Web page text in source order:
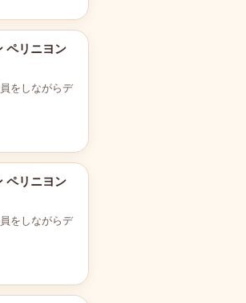
ペリニヨン
をしながらデ
ペリニヨン
をしながらデ